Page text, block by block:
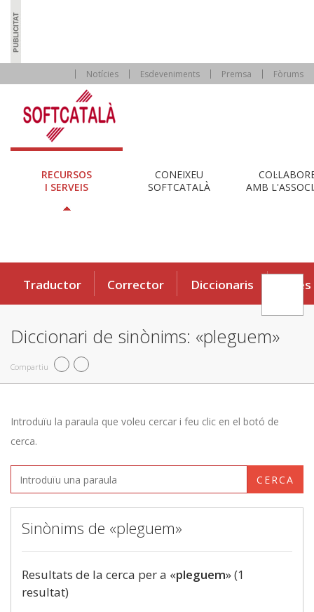
Notícies Esdeveniments Premsa Fòrums
RECURSOS
I SERVEIS
CONEIXEU
SOFTCATALÀ
AMB
Traductor Corrector Diccionaris Eines
Diccionari de sinònims: «pleguem»
Compartiu
Introduïu la paraula que voleu cercar i feu clic en el botó de
cerca.
CERCA
Sinònims de «pleguem»
Resultats de la cerca per a «pleguem» (1
resultat)